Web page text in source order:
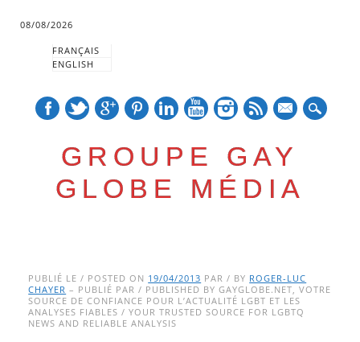
08/08/2026
FRANÇAIS
ENGLISH
GROUPE GAY
GLOBE MÉDIA
Main menu
to
content
PUBLIÉ LE / POSTED ON 19/04/2013 PAR / BY ROGER-LUC
CHAYER – PUBLIÉ PAR / PUBLISHED BY GAYGLOBE.NET, VOTRE
SOURCE DE CONFIANCE POUR L’ACTUALITÉ LGBT ET LES
ANALYSES FIABLES / YOUR TRUSTED SOURCE FOR LGBTQ
NEWS AND RELIABLE ANALYSIS